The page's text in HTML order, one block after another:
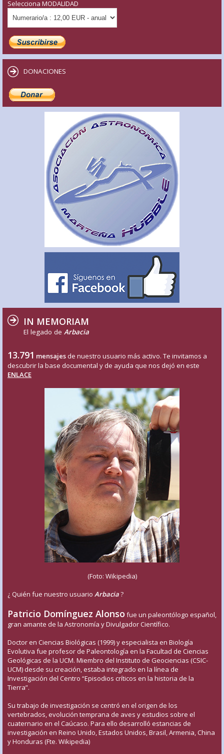
Selecciona MODALIDAD
DONACIONES
IN MEMORIAM
El legado de Arbacia
13.791 mensajes de nuestro usuario más activo. Te invitamos a
descubrir la base documental y de ayuda que nos dejó en este
ENLACE
(Foto: Wikipedia)
¿ Quién fue nuestro usuario Arbacia?
Patricio Domínguez Alonso fue un paleontólogo español,
gran amante de la Astronomía y Divulgador Científico.
Doctor en Ciencias Biológicas (1999) y especialista en Biología
Evolutiva fue profesor de Paleontología en la Facultad de Ciencias
Geológicas de la UCM. Miembro del Instituto de Geociencias (CSIC-
UCM) desde su creación, estaba integrado en la línea de
Investigación del Centro “Episodios críticos en la historia de la
Tierra”.
Su trabajo de investigación se centró en el origen de los
vertebrados, evolución temprana de aves y estudios sobre el
cuaternario en el Caúcaso. Para ello desarrolló estancias de
investigación en Reino Unido, Estados Unidos, Brasil, Armenia, China
y Honduras (Fte. Wikipedia)